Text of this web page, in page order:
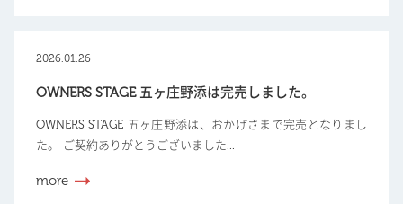
2026.01.26
OWNERS STAGE 五ヶ庄野添は完売しました。
OWNERS STAGE 五ヶ庄野添は、おかげさまで完売となりまし
た。 ご契約ありがとうございました...
more